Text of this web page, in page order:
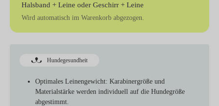
Halsband + Leine oder Geschirr + Leine
Wird automatisch im Warenkorb abgezogen.
Hundegesundheit
Optimales Leinengewicht: Karabinergröße und
Materialstärke werden individuell auf die Hundegröße
abgestimmt.